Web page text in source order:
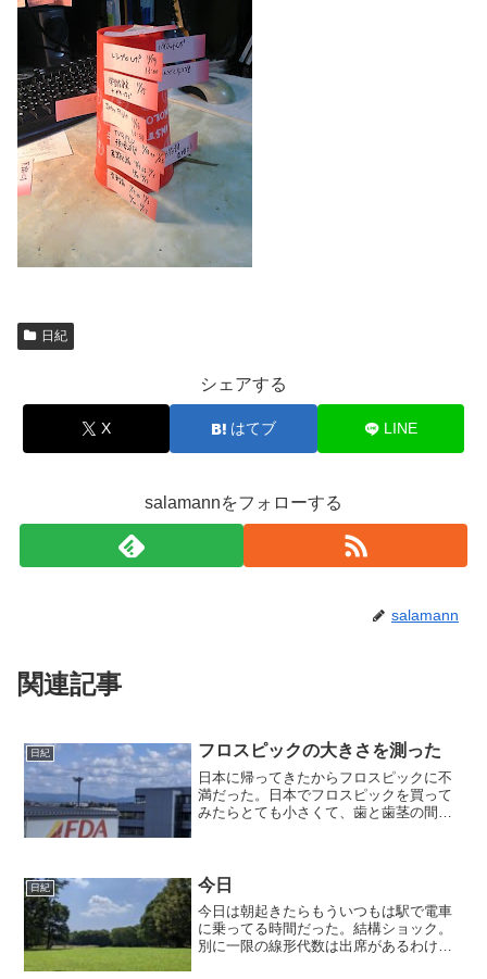
日紀
シェアする
X はてブ LINE
salamannをフォローする
salamann
関連記事
日紀 フロスピックの大きさを測った
日本に帰ってきたからフロスピックに不
満だった。日本でフロスピックを買って
みたらとても小さくて、歯と歯茎の間の
ロスピックの各社のウェブ...
日紀 今日
今日は朝起きたらもういつもは駅で電車
に乗ってる時間だった。結構ショック。
別に一限の線形代数は出席があるわけで